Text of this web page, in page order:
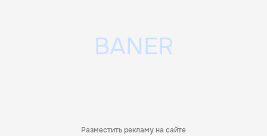
Разместить рекламу на сайте